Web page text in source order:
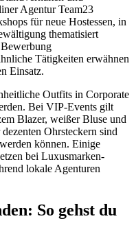
Agentur Team23
für neue Hostessen, in
thematisiert
Tätigkeiten erwähnen
Einsatz.
Outfits in Corporate
Bei VIP-Events gilt
Blazer, weißer Bluse und
Ohrsteckern sind
können. Einige
bei Luxusmarken-
lokale Agenturen
So gehst du